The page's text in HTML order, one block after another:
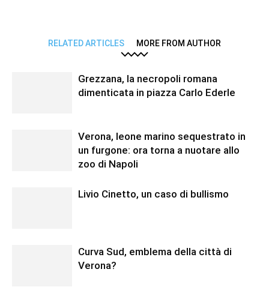
RELATED ARTICLES MORE FROM AUTHOR
Grezzana, la necropoli romana
dimenticata in piazza Carlo Ederle
Verona, leone marino sequestrato in
un furgone: ora torna a nuotare allo
zoo di Napoli
Livio Cinetto, un caso di bullismo
Curva Sud, emblema della città di
Verona?